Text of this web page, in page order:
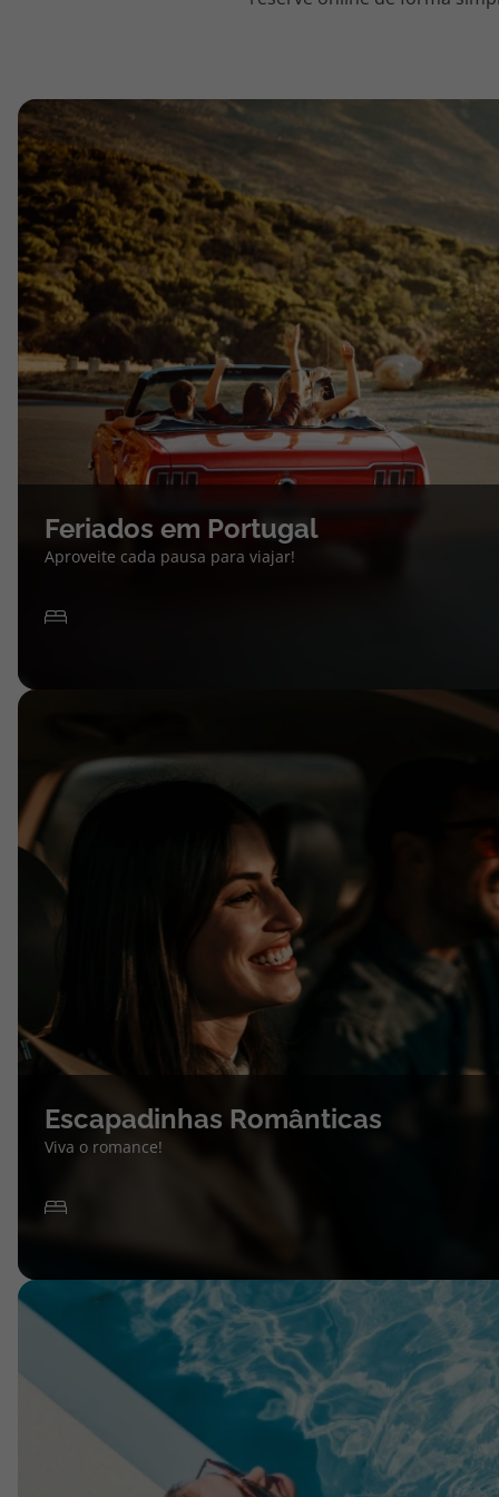
topatlantico@topatlantico.com
Feriados em Portugal
Aproveite cada pausa para viajar!
Escapadinhas Românticas
Viva o romance!